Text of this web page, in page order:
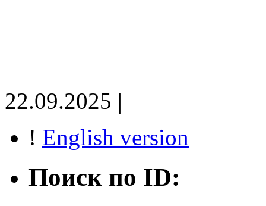
22.09.2025 |
! English version
Поиск по ID: